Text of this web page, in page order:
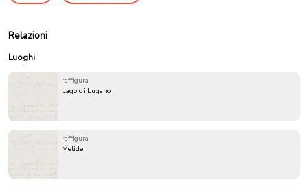
Relazioni
Luoghi
raffigura
Lago di Lugano
raffigura
Melide